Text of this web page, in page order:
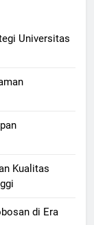
Universitas
Kualitas
di Era